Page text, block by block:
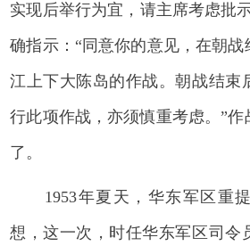
实现后举行为宜，请主席考虑批
确指示：“同意你的意见，在朝
江上下大陈岛的作战。朝战结束
行此项作战，亦须慎重考虑。”
了。
1953年夏天，华东军区重
想，这一次，时任华东军区司令